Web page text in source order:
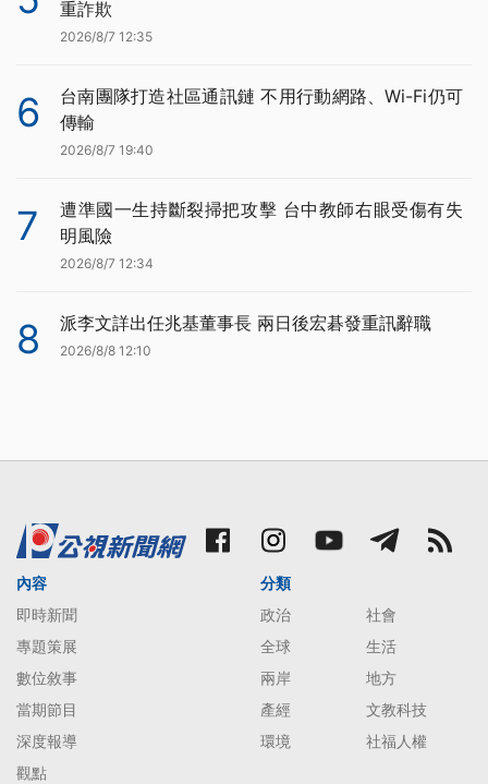
重詐欺
2026/8/7 12:35
6
台南團隊打造社區通訊鏈 不用行動網路、Wi-Fi仍可
傳輸
2026/8/7 19:40
7
遭準國一生持斷裂掃把攻擊 台中教師右眼受傷有失
明風險
2026/8/7 12:34
8 派李文詳出任兆基董事長 兩日後宏碁發重訊辭職
2026/8/8 12:10
內容
即時新聞
專題策展
數位敘事
當期節目
深度報導
觀點
分類
政治
社會
全球
生活
兩岸
地方
產經
文教科技
環境
社福人權